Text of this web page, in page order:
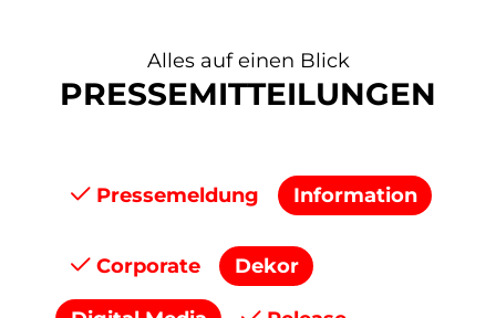
Alles auf einen Blick
PRESSEMITTEILUNGEN
Pressemeldung Information
Corporate Dekor